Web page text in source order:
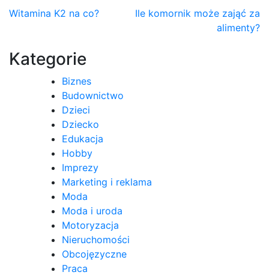
Nawigacja
Witamina K2 na co?
Ile komornik może zająć za
alimenty?
Kategorie
Biznes
Budownictwo
Dzieci
Dziecko
Edukacja
Hobby
Imprezy
Marketing i reklama
Moda
Moda i uroda
Motoryzacja
Nieruchomości
Obcojęzyczne
Praca